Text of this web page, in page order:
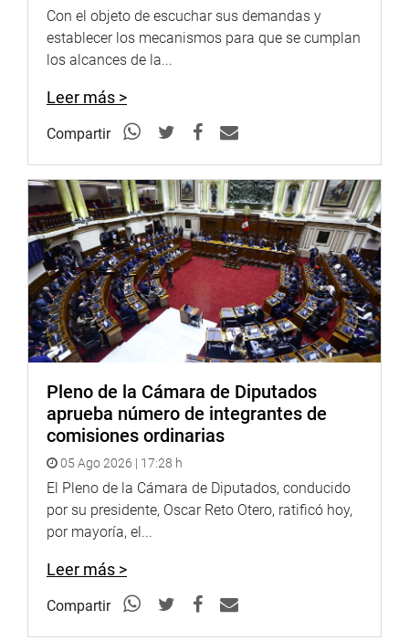
El parlamentario explicó a través de sus redes sociales,
que la obra impulsará el desarrollo económico de esa
región, además garantizará la seguridad y mejorará el
defender a nuestros hermanos ancashinos. Seguimos
puntualizó.
OFICINA DE COMUNICACIONES E IMAGEN
INSTITUCIONAL
Con el objeto de escuchar sus demandas y
establecer los mecanismos para que se cumplan
los alcances de la...
Leer más >
Compartir
Pleno de la Cámara de Diputados
aprueba número de integrantes de
comisiones ordinarias
05 Ago 2026 | 17:28 h
El Pleno de la Cámara de Diputados, conducido
por su presidente, Oscar Reto Otero, ratificó hoy,
por mayoría, el...
Leer más >
Compartir